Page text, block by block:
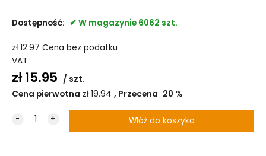
Dostępność: W magazynie 6062 szt.
zł12.97 Cena bez podatku
VAT
zł15.95
szt.
Cena pierwotna zł19.94 Przecena 20 %